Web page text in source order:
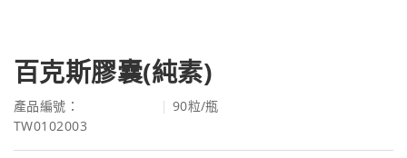
百克斯膠囊(純素)
產品編號：
TW0102003
90粒/瓶